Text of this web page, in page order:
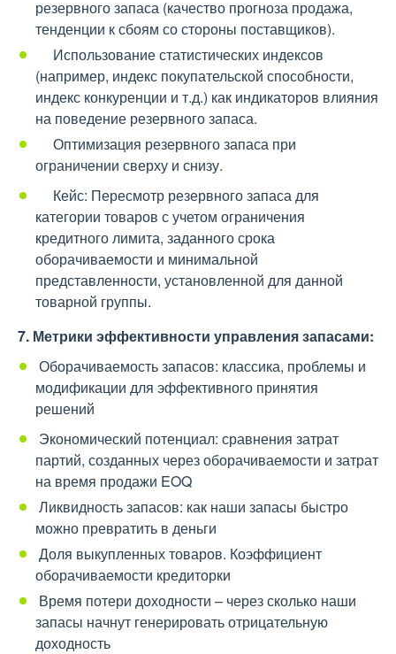
резервного запаса (качество прогноза продажа,
тенденции к сбоям со стороны поставщиков).
Использование статистических индексов
(например, индекс покупательской способности,
индекс конкуренции и т.д.) как индикаторов влияния
на поведение резервного запаса.
Оптимизация резервного запаса при
ограничении сверху и снизу.
Кейс: Пересмотр резервного запаса для
категории товаров с учетом ограничения
кредитного лимита, заданного срока
оборачиваемости и минимальной
представленности, установленной для данной
товарной группы.
7. Метрики эффективности управления запасами:
Оборачиваемость запасов: классика, проблемы и
модификации для эффективного принятия
решений
Экономический потенциал: сравнения затрат
партий, созданных через оборачиваемости и затрат
на время продажи EOQ
Ликвидность запасов: как наши запасы быстро
можно превратить в деньги
Доля выкупленных товаров. Коэффициент
оборачиваемости кредиторки
Время потери доходности – через сколько наши
запасы начнут генерировать отрицательную
доходность